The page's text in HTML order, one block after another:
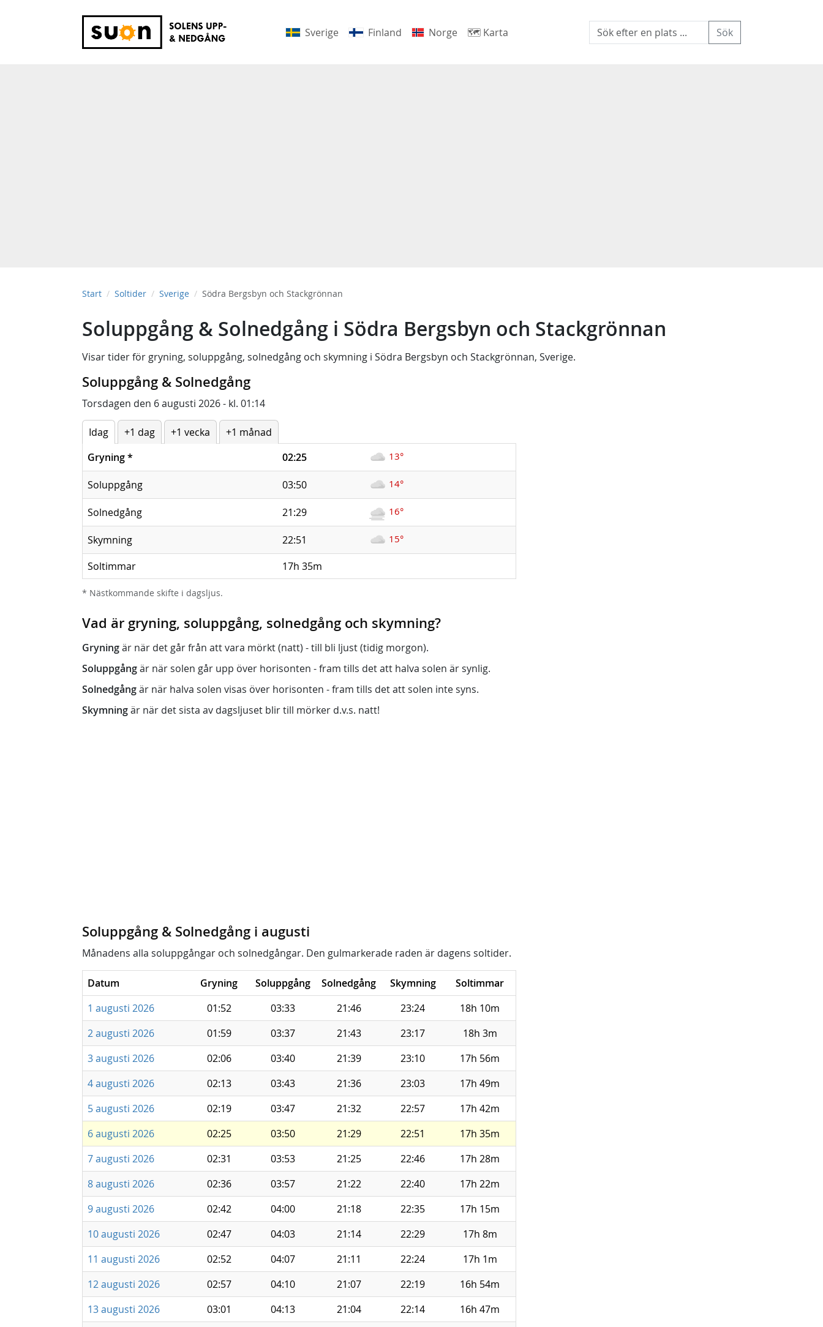
Sverige Finland Norge 🗺 Karta
Start Soltider Sverige Södra Bergsbyn och Stackgrönnan
Soluppgång & Solnedgång i Södra Bergsbyn och Stackgrönnan
Visar tider för gryning, soluppgång, solnedgång och skymning i Södra Bergsbyn och Stackgrönnan, Sverige.
Soluppgång & Solnedgång
Torsdagen den 6 augusti 2026 - kl. 01:14
Idag +1 dag +1 vecka
+1 månad
Gryning* 02:25 13°
Soluppgång 03:50 14°
Solnedgång 21:29 16°
Skymning 22:51 15°
Soltimmar 17h 35m
* Nästkommande skifte i dagsljus.
Vad är gryning, soluppgång, solnedgång och skymning?
Gryningär när det går från att vara mörkt (natt) - till bli ljust (tidig morgon).
Soluppgångär när solen går upp över horisonten - fram tills det att halva solen är synlig.
Solnedgångär när halva solen visas över horisonten - fram tills det att solen inte syns.
Skymningär när det sista av dagsljuset blir till mörker d.v.s. natt!
Soluppgång & Solnedgång i augusti
Månadens alla soluppgångar och solnedgångar. Den gulmarkerade raden är dagens soltider.
Datum Gryning Soluppgång Solnedgång Skymning
Soltimmar
1 augusti 2026
01:52 03:33 21:46 23:24
18h 10m
2 augusti 2026
01:59 03:37 21:43 23:17
18h 3m
3 augusti 2026
02:06 03:40 21:39 23:10
17h 56m
4 augusti 2026
02:13 03:43 21:36 23:03
17h 49m
5 augusti 2026
02:19 03:47 21:32 22:57
17h 42m
6 augusti 2026
02:25 03:50 21:29 22:51
17h 35m
7 augusti 2026
02:31 03:53 21:25 22:46
17h 28m
8 augusti 2026
02:36 03:57 21:22 22:40
17h 22m
9 augusti 2026
02:42 04:00 21:18 22:35
17h 15m
10 augusti 2026
02:47 04:03 21:14 22:29
17h 8m
11 augusti 2026
02:52 04:07 21:11 22:24
17h 1m
12 augusti 2026
02:57 04:10 21:07 22:19
16h 54m
13 augusti 2026
03:01 04:13 21:04 22:14
16h 47m